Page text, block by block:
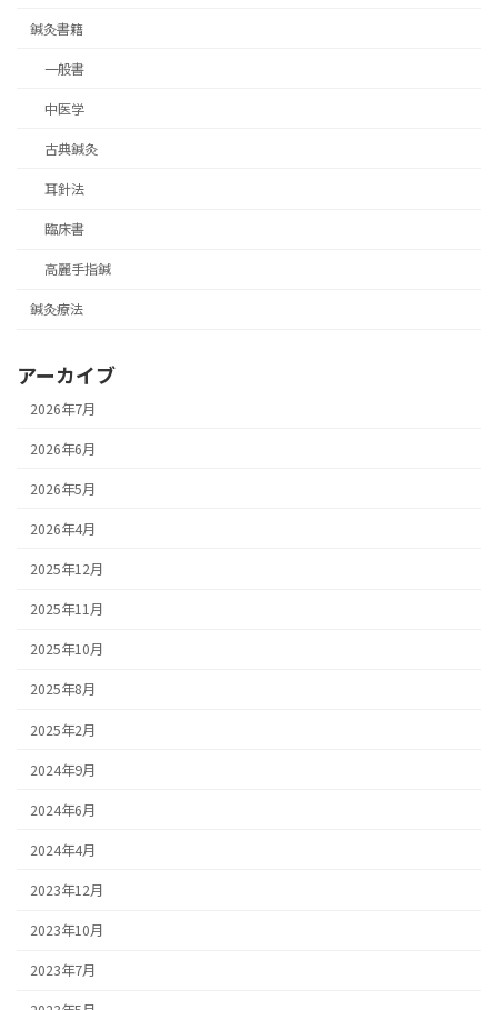
鍼灸書籍
一般書
中医学
古典鍼灸
耳針法
臨床書
高麗手指鍼
鍼灸療法
アーカイブ
2026年7月
2026年6月
2026年5月
2026年4月
2025年12月
2025年11月
2025年10月
2025年8月
2025年2月
2024年9月
2024年6月
2024年4月
2023年12月
2023年10月
2023年7月